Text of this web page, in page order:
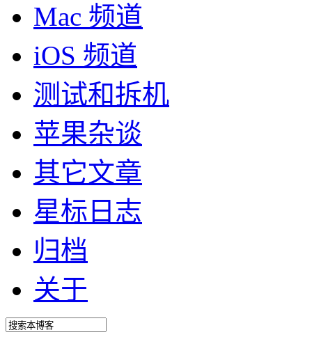
Mac 频道
iOS 频道
测试和拆机
苹果杂谈
其它文章
星标日志
归档
关于